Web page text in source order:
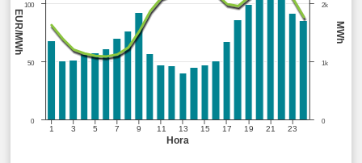
Hora
MWh
EUR/MWh
1 3 5 7 9 11 13 15 17 19 21 23
0
1k
2k
0
50
100